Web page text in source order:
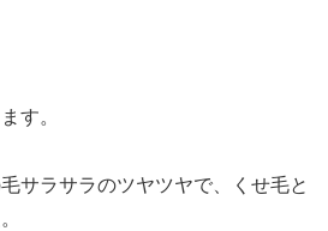
す。
サラサラのツヤツヤで、くせ毛と